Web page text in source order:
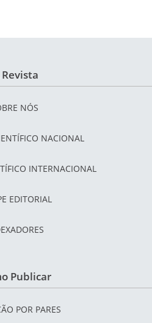
Revista
NÓS
NACIONAL
INTERNACIONAL
EDITORIAL
Publicar
POR PARES